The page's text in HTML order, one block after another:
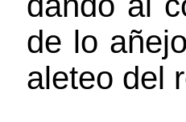
de lo
aleteo del